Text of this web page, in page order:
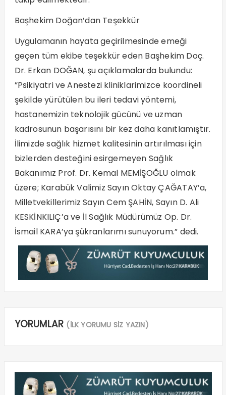
​Başhekim Doğan’dan Teşekkür
Uygulamanın hayata geçirilmesinde emeği
geçen tüm ekibe teşekkür eden Başhekim Doç.
Dr. Erkan DOĞAN, şu açıklamalarda bulundu:
​”Psikiyatri ve Anestezi kliniklarimizce koordineli
şekilde yürütülen bu ileri tedavi yöntemi,
hastanemizin teknolojik gücünü ve uzman
kadrosunun başarısını bir kez daha kanıtlamıştır.
İlimizde sağlık hizmet kalitesinin artırılması için
bizlerden desteğini esirgemeyen Sağlık
Bakanımız Prof. Dr. Kemal MEMİŞOĞLU olmak
üzere; Karabük Valimiz Sayın Oktay ÇAĞATAY’a,
Milletvekillerimiz Sayın Cem ŞAHİN, Sayın D. Ali
KESKİNKILIÇ’a ve İl Sağlık Müdürümüz Op. Dr.
İsmail KARA’ya şükranlarımı sunuyorum.” dedi.
YORUMLAR (İLK YORUMU SİZ YAZIN)